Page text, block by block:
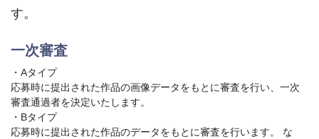
す。
一次審査
・Aタイプ
応募時に提出された作品の画像データをもとに審査を行い、一次
審査通過者を決定いたします。
・Bタイプ
応募時に提出された作品のデータをもとに審査を行います。 な